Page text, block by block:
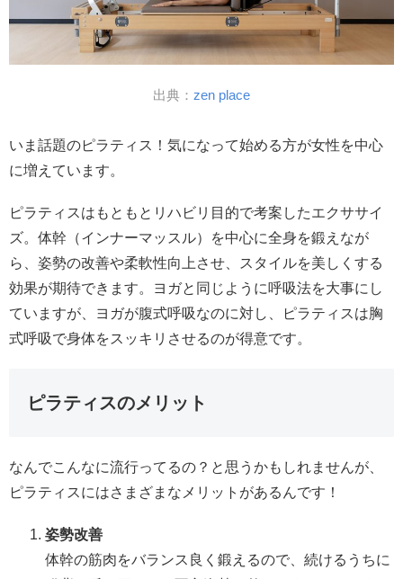
出典： zen place
いま話題のピラティス！気になって始める方が女性を中心
に増えています。
ピラティスはもともとリハビリ目的で考案したエクササイ
ズ。体幹（インナーマッスル）を中心に全身を鍛えなが
ら、姿勢の改善や柔軟性向上させ、スタイルを美しくする
効果が期待できます。ヨガと同じように呼吸法を大事にし
ていますが、ヨガが腹式呼吸なのに対し、ピラティスは胸
式呼吸で身体をスッキリさせるのが得意です。
ピラティスのメリット
なんでこんなに流行ってるの？と思うかもしれませんが、
ピラティスにはさまざまなメリットがあるんです！
姿勢改善
体幹の筋肉をバランス良く鍛えるので、続けるうちに